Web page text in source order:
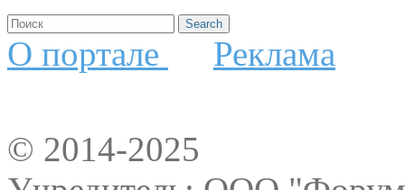
О портале
Реклама
© 2014-2025